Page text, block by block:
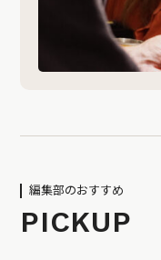
編集部のおすすめ
PICKUP